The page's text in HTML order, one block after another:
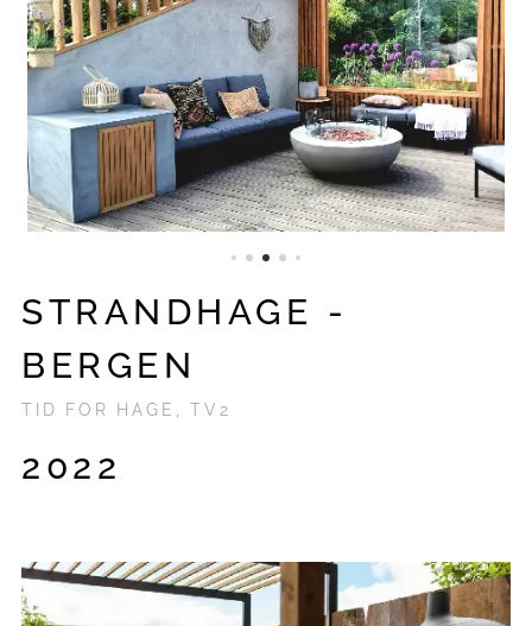
STRANDHAGE -
BERGEN
TID FOR HAGE, TV2
2022